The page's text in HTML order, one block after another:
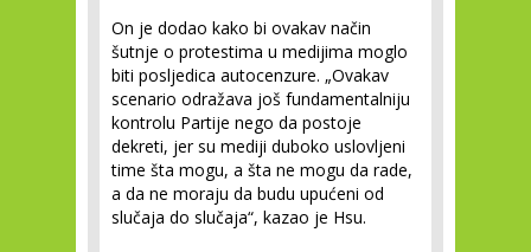
On je dodao kako bi ovakav način
šutnje o protestima u medijima moglo
biti posljedica autocenzure. „Ovakav
scenario odražava još fundamentalniju
kontrolu Partije nego da postoje
dekreti, jer su mediji duboko uslovljeni
time šta mogu, a šta ne mogu da rade,
a da ne moraju da budu upućeni od
slučaja do slučaja“, kazao je Hsu.